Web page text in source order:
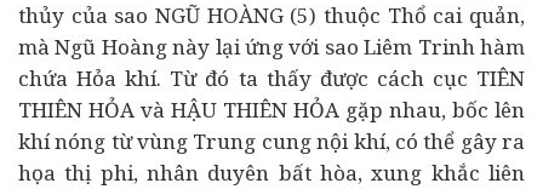
thủy của sao NGŨ HOÀNG (5) thuộc Thổ cai quản,
mà Ngũ Hoàng này lại ứng với sao Liêm Trinh hàm
chứa Hỏa khí. Từ đó ta thấy được cách cục TIÊN
THIÊN HỎA và HẬU THIÊN HỎA gặp nhau, bốc lên
khí nóng từ vùng Trung cung nội khí, có thể gây ra
họa thị phi, nhân duyên bất hòa, xung khắc liên